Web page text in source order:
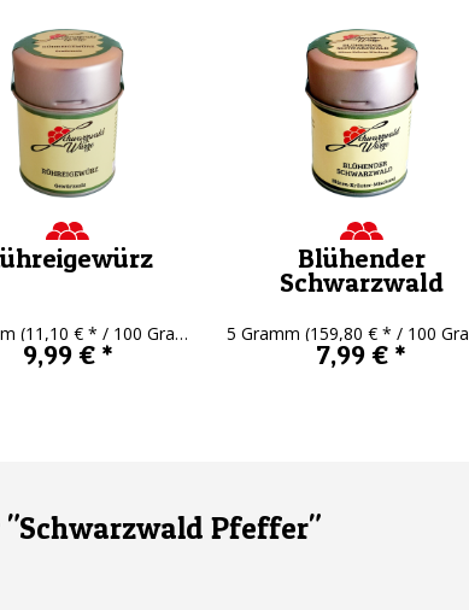
(11,10 € * / 100 Gramm)
9,99 € *
Blühender
Schwarzwald
5 Gramm (159,80 € * / 100 Gramm)
7,99 € *
Pfeffer"